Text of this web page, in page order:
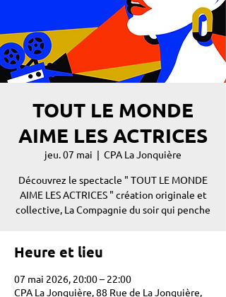
TOUT LE MONDE
AIME LES ACTRICES
jeu. 07 mai
  |
CPA La Jonquière
Découvrez le spectacle " TOUT LE MONDE
AIME LES ACTRICES " création originale et
collective, La Compagnie du soir qui penche
Heure et lieu
07 mai 2026, 20:00 – 22:00
CPA La Jonquière, 88 Rue de La Jonquière,